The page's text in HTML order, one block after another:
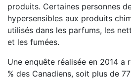
produits. Certaines personnes
hypersensibles aux produits
utilisés dans les parfums, les
et les fumées.
Une enquête réalisée en 2014 a
% des Canadiens, soit plus de